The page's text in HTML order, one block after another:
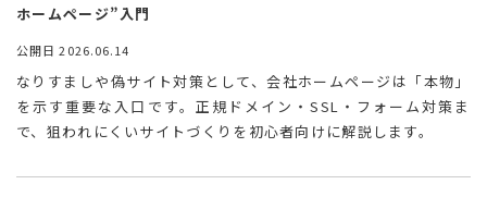
ホームページ”入門
公開日 2026.06.14
なりすましや偽サイト対策として、会社ホームページは「本物」
を示す重要な入口です。正規ドメイン・SSL・フォーム対策ま
で、狙われにくいサイトづくりを初心者向けに解説します。